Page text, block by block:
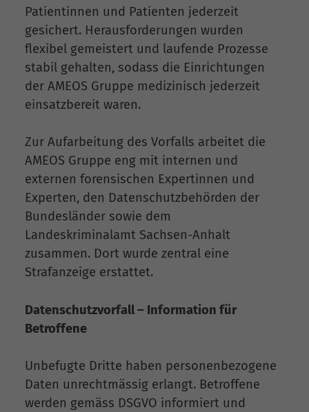
Patientinnen und Patienten jederzeit
gesichert. Herausforderungen wurden
flexibel gemeistert und laufende Prozesse
stabil gehalten, sodass die Einrichtungen
der AMEOS Gruppe medizinisch jederzeit
einsatzbereit waren.
Zur Aufarbeitung des Vorfalls arbeitet die
AMEOS Gruppe eng mit internen und
externen forensischen Expertinnen und
Experten, den Datenschutzbehörden der
Bundesländer sowie dem
Landeskriminalamt Sachsen-Anhalt
zusammen. Dort wurde zentral eine
Strafanzeige erstattet.
Datenschutzvorfall – Information für
Betroffene
Unbefugte Dritte haben personenbezogene
Daten unrechtmässig erlangt. Betroffene
werden gemäss DSGVO informiert und